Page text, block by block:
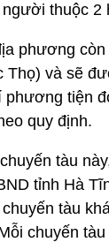
thuộc 2
phương
Thọ) và sẽ
phương tiện
quy định.
tàu
tỉnh Hà
tàu
chuyến